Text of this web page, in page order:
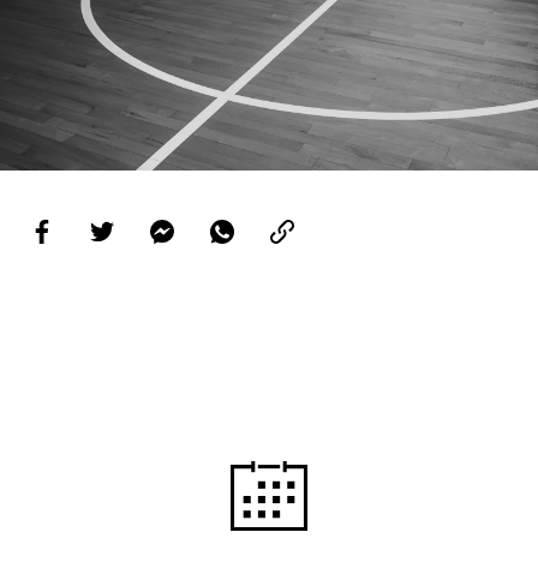
PROJETOS
LIGA BETCLIC MASCULINA
LIGA BETCLIC FEMININA